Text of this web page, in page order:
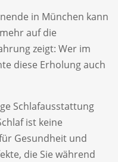
in München kann
auf die
zeigt: Wer im
diese Erholung auch
Schlafausstattung
ist keine
Gesundheit und
die Sie während